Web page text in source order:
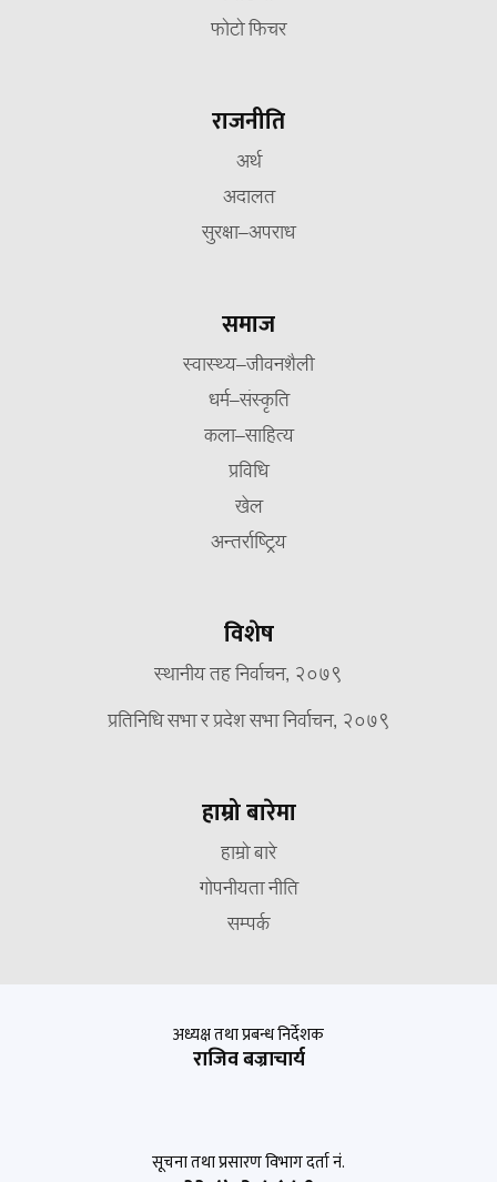
फोटो फिचर
राजनीति
अर्थ
अदालत
सुरक्षा–अपराध
समाज
स्वास्थ्य–जीवनशैली
धर्म–संस्कृति
कला–साहित्य
प्रविधि
खेल
अन्तर्राष्ट्रिय
विशेष
स्थानीय तह निर्वाचन, २०७९
प्रतिनिधि सभा र प्रदेश सभा निर्वाचन, २०७९
हाम्रो बारेमा
हाम्रो बारे
गोपनीयता नीति
सम्पर्क
अध्यक्ष तथा प्रबन्ध निर्देशक
राजिव बज्राचार्य
सूचना तथा प्रसारण विभाग दर्ता नं.